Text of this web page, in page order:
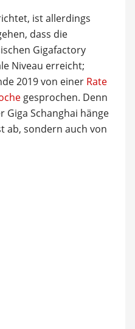
ist allerdings
dass die
Gigafactory
Niveau erreicht;
2019 von einer Rate
gesprochen. Denn
Giga Schanghai hänge
ab, sondern auch von